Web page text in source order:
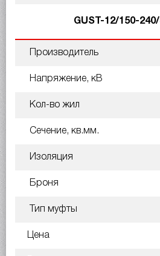
GUST-12/150-
Производитель
Напряжение, кВ
Кол-во жил
Сечение, кв.мм.
Изоляция
Броня
Тип муфты
Цена